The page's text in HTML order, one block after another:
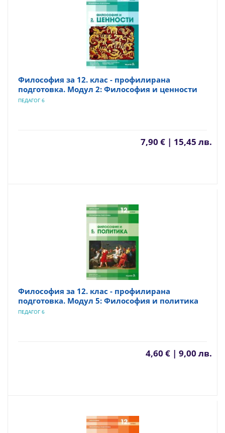
Философия за 12. клас - профилирана
подготовка. Модул 2: Философия и ценности
ПЕДАГОГ 6
7,90 € | 15,45 лв.
Философия за 12. клас - профилирана
подготовка. Модул 5: Философия и политика
ПЕДАГОГ 6
4,60 € | 9,00 лв.